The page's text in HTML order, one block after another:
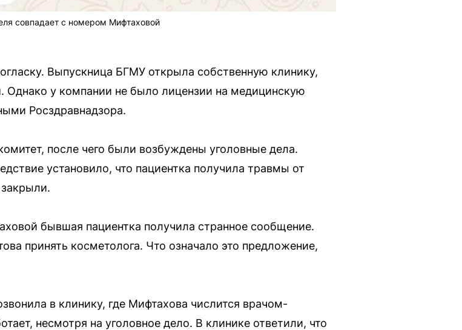
совпадает с номером Мифтаховой
Выпускница БГМУ открыла собственную клинику,
Однако у компании не было лицензии на медицинскую
Росздравнадзора.
после чего были возбуждены уголовные дела.
установило, что пациентка получила травмы от
бывшая пациентка получила странное сообщение.
принять косметолога. Что означало это предложение,
в клинику, где Мифтахова числится врачом-
несмотря на уголовное дело. В клинике ответили, что